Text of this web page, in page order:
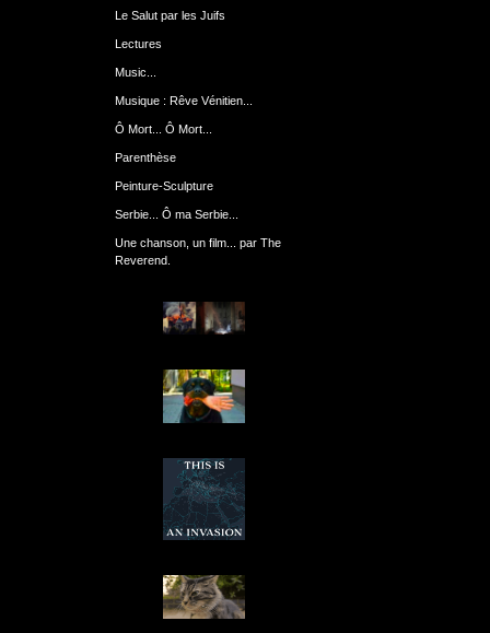
Le Salut par les Juifs
Lectures
Music...
Musique : Rêve Vénitien...
Ô Mort... Ô Mort...
Parenthèse
Peinture-Sculpture
Serbie... Ô ma Serbie...
Une chanson, un film... par The
Reverend.